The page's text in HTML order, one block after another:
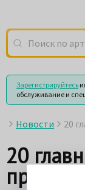
Поиск по
Зарегистрируйтесь
обслуживание и
Новости 20
20